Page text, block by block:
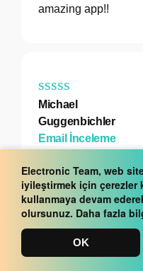
Electronic Team, web
iyileştirmek için çerezler
kullanmaya devam
olursunuz. Daha fazla
OK
amazing app!!
Michael
Guggenbichler
Email İnceleme
Absolutely Amazing
attended Access for
operators or small
not even have to
much remote
have to pay tons of